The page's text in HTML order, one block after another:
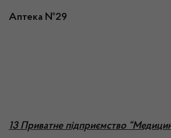
Аптека №29
13 Приватне підприємство